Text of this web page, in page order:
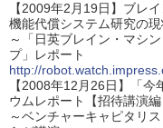
【2009年2月19日】ブレ
機能代償システム研究の現
～「日英ブレイン・マシ
プ」レポート
http://
【2008年12月26日】「
ウムレポート【招待講演編
～ベンチャーキャピタリ